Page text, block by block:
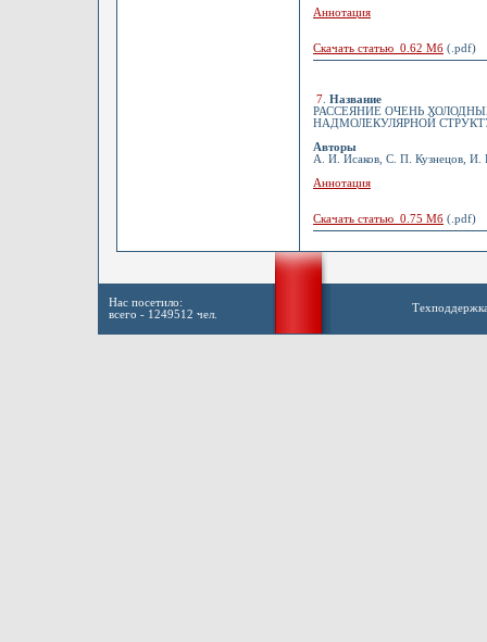
Аннотация
Скачать статью 0.62 Мб (.pdf)
7 Название
РАССЕЯНИЕ ОЧЕНЬ
НАДМОЛЕКУЛЯРНОЙ
Авторы
А. И. Исаков, С. П. Кузнецов,
Аннотация
Скачать статью 0.75 Мб (.pdf)
Нас посетило:
всего - 1249512 чел.